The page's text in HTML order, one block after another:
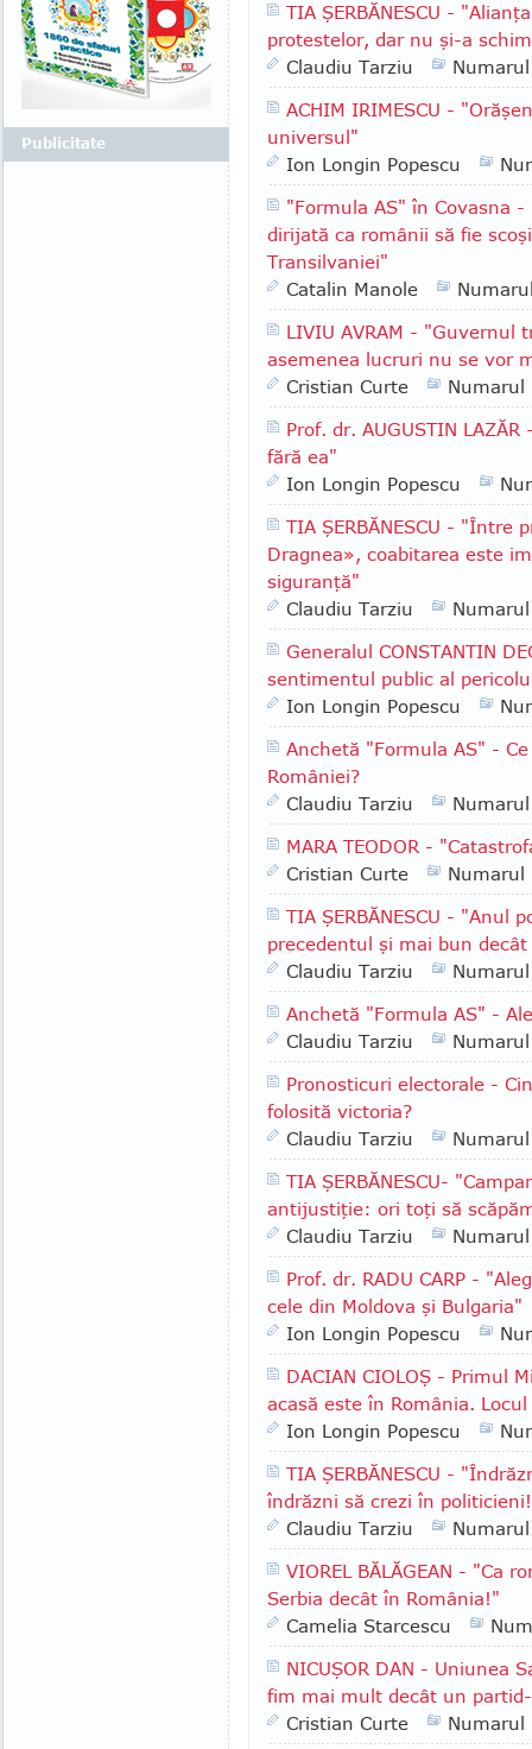
TIA ŞERBĂNESCU -
protestelor, dar nu şi-a
Claudiu Tarziu
ACHIM IRIMESCU -
universul"
Ion Longin Popescu
"Formula AS" în Covasna -
dirijată ca românii să fie
Transilvaniei"
Catalin Manole
LIVIU AVRAM - "Guvernul
asemenea lucruri nu se vor
Cristian Curte
Numarul
Prof. dr. AUGUSTIN
fără ea"
Ion Longin Popescu
TIA ŞERBĂNESCU - "Între
Dragnea», coabitarea este
siguranţă"
Claudiu Tarziu
Generalul CONSTANTIN
sentimentul public al
Ion Longin Popescu
Anchetă "Formula AS" -
României?
Claudiu Tarziu
MARA TEODOR -
Cristian Curte
Numarul
TIA ŞERBĂNESCU - "Anul
precedentul şi mai bun
Claudiu Tarziu
Anchetă "Formula AS" -
Claudiu Tarziu
Pronosticuri electorale -
folosită victoria?
Claudiu Tarziu
TIA ŞERBĂNESCU-
antijustiţie: ori toţi să
Claudiu Tarziu
Prof. dr. RADU CARP -
cele din Moldova şi Bulgaria"
Ion Longin Popescu
DACIAN CIOLOŞ - Primul
acasă este în România.
Ion Longin Popescu
TIA ŞERBĂNESCU -
îndrăzni să crezi în
Claudiu Tarziu
VIOREL BĂLĂGEAN - "Ca
Serbia decât în România!"
Camelia Starcescu
NICUŞOR DAN - Uniunea
fim mai mult decât un
Cristian Curte
Numarul
Publicitate